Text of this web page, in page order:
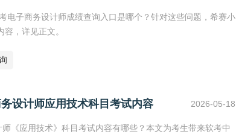
子商务设计师成绩查询入口是哪个？针对这些问题，希赛小
，详见正文。
设计师应用技术科目考试内容 2026-05-18
《应用技术》科目考试内容有哪些？本文为考生带来软考中